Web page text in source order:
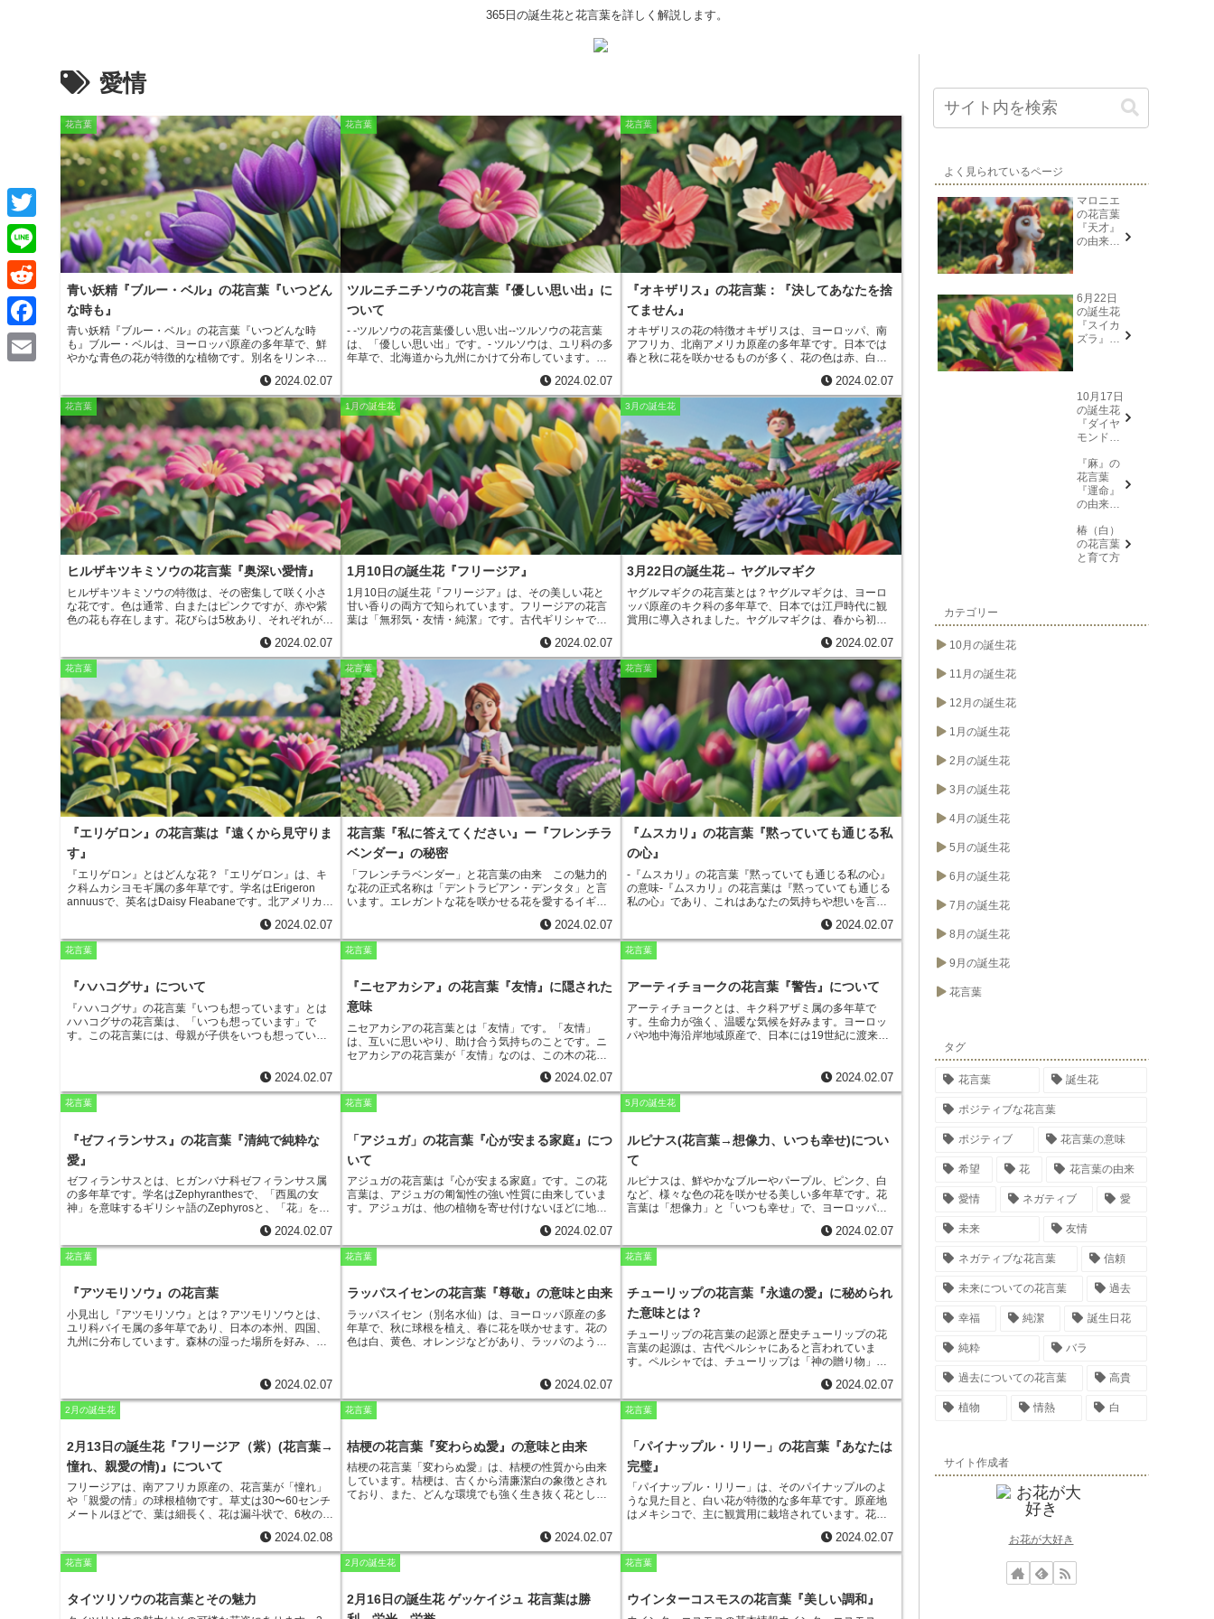
365日の誕生花と花言葉を詳しく解説します。
愛情
花言葉
青い妖精『ブルー・ベル』の花言葉『いつどん
な時も』
青い妖精『ブルー・ベル』の花言葉『いつどんな時
も』 ブルー・ベルは、ヨーロッパ原産の多年草で、鮮
やかな青色の花が特徴的な植物です。別名をリンネソ
ちなんで名付けられました。ブルー・ベルは、その可
憐な姿から、ヨーロッパでは古くから親しまれてお
り、花言葉は「いつどんな時も」です。この花言葉
は、ブルー・ベルの強い生命力と、いつまでも変わら
ぬ美しさに由来しています。また、ブルー・ベルは、
妖精の住む花としても知られており、その可憐な姿
は、妖精の気品を思わせます。ブルー・ベルの花につ
いて ブルー・ベルの花は、小さな鐘のような形をして
いて、鮮やかな青色が特徴です。花期は4月から6月頃
で、群生して咲きます。ブルー・ベルは、日当たりの
良い場所を好み、水はけの良い土壌でよく育ちます。
比較的育てやすい植物ですが、湿気を嫌うので、水や
りは控えめにし、乾燥気味に管理することがポイント
です。ブルー・ベルの花は、その可憐な姿から、ガー
デニングにも人気があります。
2024.02.07
花言葉
ツルニチニチソウの花言葉『優しい思い出』に
ついて
- -ツルソウの花言葉優しい思い出--ツルソウの花言葉
は、「優しい思い出」です。- ツルソウは、ユリ科の多
年草で、北海道から九州にかけて分布しています。山
色は白や淡いピンクで、鐘形の花を下向きに咲かせま
す。ツルソウは、古くから日本人に親しまれてきた花
です。万葉集にも、ツルソウを詠んだ歌が収められて
います。また、ツルソウは、七夕の七草の一つとされ
ており、短冊に願い事を書いてツルソウに飾ると、願
い事が叶うと言われています。ツルソウの花言葉であ
る「優しい思い出」の由来は、ツルソウの花が可憐で
清楚であることから、古くから人々に愛されてきたこ
とにあります。また、ツルソウの花は、夏の間中咲き
続けるため、長い間人々の目を楽しませてくれます。
そのため、ツルソウの花言葉は、「優しい思い出」と
なったのです。ツルソウは、花言葉だけでなく、その
姿も可憐で美しい花です。ツルソウは、花壇や鉢植え
でも栽培することができます。ツルソウを育てる際に
は、日当たりの良い場所と水はけの良い土壌を選ぶこ
とが大切です。また、ツルソウは、病害虫に強い花な
ので、特別な手入れをせずに育てることができます。
ツルソウの花言葉は、「優しい思い出」です。可憐で
清楚なツルソウの花は、人々に優しい思い出を呼び起
こしてくれます。ツルソウは、花壇や鉢植えでも栽培
することができるので、ご自宅でツルソウを育てて、
その美しい花を鑑賞してみてはいかがでしょうか。
2024.02.07
花言葉
『オキザリス』の花言葉：『決してあなたを捨
てません』
オキザリスの花の特徴オキザリスは、ヨーロッパ、南
アフリカ、北南アメリカ原産の多年草です。日本では
春と秋に花を咲かせるものが多く、花の色は赤、白、
が多く、その花の特徴も様々です。オキザリスの花
は、葉の根元から長い花茎を伸ばして咲きます。花の
形は、5枚の花びらを十字に広げたような形をしていま
す。花の色は、赤、白、黄、ピンクなど、様々なもの
があります。オキザリスの花は、1日中開きっぱなしで
はなく、朝方に開いて夕方には閉じる性質がありま
す。また、オキザリスの花は、日当たりの良い場所を
好み、乾燥気味に育てるのが適しています。オキザリ
スは、花だけでなく、葉も観賞価値が高く、クローバ
ーのような形の葉をつける種類もあります。オキザリ
スは、鉢植えやプランターで育てることができ、初心
者にも育てやすい植物です。
2024.02.07
花言葉
ヒルザキツキミソウの花言葉『奥深い愛情』
ヒルザキツキミソウの特徴は、その密集して咲く小さ
な花です。色は通常、白またはピンクですが、赤や紫
色の花も存在します。花びらは5枚あり、それぞれが細
ヒルザキツキミソ
ウは、春から初夏にかけて咲きます。花は芳香があ
り、甘い香りを放ちます。花はまた、多くの種類の昆
虫を惹きつけます。
ヒルザキツキミソウ
は、乾燥した
土壌を好みます。強い日差しを必要としますが、部分
的な日陰でも育つことができます。この植物は、花壇
や鉢植えで育てることができます。
2024.02.07
1月の誕生花
1月10日の誕生花『フリージア』
1月10日の誕生花『フリージア』は、その美しい花と
甘い香りの両方で知られています。フリージアの花言
葉は「無邪気・友情・純潔 」です。古代ギリシャでは
を祈ったとされ
ています。また、フリージアの花言葉には「あどけな
い」「純真」「ひたむきさ」などの意味もあります。
これらの花言葉は、フリージアの可憐な姿と、まっす
ぐに上を向いて咲く花姿が由来していると考えられて
います。フリージアの花は、贈り物としても人気があ
り、友人や家族への誕生日プレゼントや、母の日やバ
レンタインデーのギフト としてよく選ばれています。
フリージアは、南アフリカ原産の多年草です。野生種
は約10種類あり、南アフリカのケープ地方に分布して
います。フリージアは球根植物で、球根は卵形で褐色
をしています。葉は細長く、根元から数枚ずつ出てき
ます。花は春から初夏にかけて咲き、花色は白、黄、
ピンク、紫、赤などがあります。花の形は漏斗状で、
花弁は6枚です。フリージアの花は、甘い香りを放ち、
花壇や切り花として人気があります。
2024.02.07
3月の誕生花
3月22日の誕生花→ ヤグルマギク
ヤグルマギクの花言葉とは？ ヤグルマギクは、ヨーロ
ッパ原産のキク科の多年草で、日本では江戸時代に観
賞用に導入されました。ヤグルマギクは、春から初夏
「繊細」「優雅」「誠実」です。ヤグルマギクは、繊
細な花びらと優雅な姿が魅力的な花で、誠実な人柄を
象徴しています。ヤグルマギクの花言葉は、贈り物に
添えたり、花束にしたりするのに最適です。
2024.02.07
花言葉
『エリゲロン』の花言葉は『遠くから見守りま
す』
『エリゲロン』とはどんな花？
『エリゲロン』は、キ
ク科ムカシヨモギ属の多年草です。学名はErigeron
annuusで、英名はDaisy Fleabaneです。北アメリカ原
す。草丈は10～50cmくらいで、茎は直立して分枝しま
す。葉は細長く、縁に鋸歯があります。花期は5～8月
で、頭状花序を咲かせます。花色は白、青、ピンク、
です。
2024.02.07
花言葉
花言葉『私に答えてください』ー『フレンチラ
ベンダー』の秘密
「フレンチラベンダー」と花言葉の由来 この魅力的
な花の正式名称は「デントラビアン・デンタタ」と言
います。エレガントな花を咲かせる花を愛するイギリ
そのため、「フレンチラベンダー」は別名として「エ
レガント・デントラビアン」と呼ばれています。「フ
レンチラベンダー」は、地中海沿岸地域原産のシソ科
つまり「愛のハーブ」と呼ばれているそうです。紫色
と白の斑が入った花弁が特徴的で、淡い紫色の花を咲
かせます。その花言葉は「私に答えてください」で
す。 「私に答えてください」という花言葉は、この
花がヨーロッパで愛の告白に使われていたことに由来
しています。恋人がこの花を贈ると、「私の愛を受け
入れてください」というメッセージが込められていま
す。また、この花は幸せと繁栄の象徴ともされてお
り、結婚式や誕生日のお祝いにも使われています。
2024.02.07
花言葉
『ムスカリ』の花言葉『黙っていても通じる私
の心』
-『ムスカリ』の花言葉『黙っていても通じる私の心』
の意味- 『ムスカリ』の花言葉は『黙っていても通じる
私の心』であり、これはあなたの気持ちや想いを言葉
す。言葉にするのが難しいときや、気持ちをうまく伝
えられないときでも、この花を贈ることで、あなたの
気持ちを伝えることができます。
可憐な姿と、言葉にしなくても想いを伝えることがで
きるという花言葉から、プレゼントにも人気がありま
す。また、鉢植えにしても育てやすく、初心者にもお
すすめです。
2024.02.07
花言葉
『ハハコグサ』について
『ハハコグサ』の花言葉『いつも想っています』とは
ハハコグサの花言葉は、「いつも想っています」で
す。この花言葉には、母親が子供をいつも想っている
ます。また、ハハコグサは、別名「コハコグサ」とも
呼ばれ、古くから日本の野山に自生しています。この
花は、俳句や短歌にも詠まれ、日本人に親しまれてき
た花です。ハハコグサの花言葉「いつも想っていま
を表しています。この花言葉は、母親への感謝や愛を
伝えるのにぴったりな花言葉です。
2024.02.07
花言葉
『ニセアカシア』の花言葉『友情』に隠された
意味
ニセアカシアの花言葉とは 「友情」です。「友情」
は、互いに思いやり、助け合う気持ちのことです。
ニ
セアカシアの花言葉が「友情」なのは、この木の花
助け合っているように見えることに由来しています。
また、ニセアカシアは、乾燥や痩せた土地でも育つ丈
夫な植物です。
とを象徴しています。
2024.02.07
花言葉
アーティチョークの花言葉『警告』について
アーティチョークとは、キク科アザミ属の多年草で
す。生命力が強く、温暖な気候を好みます。ヨーロッ
パや地中海沿岸地域原産で、日本には19世紀に渡来し
食用とします。蕾は、外側が硬い葉で覆われていて、
中は肉厚でほっくりとした食感です。アーティチョー
クは、そのまま茹でて食べたり、サラダや炒め物など
に利用されます。また、アーティチョークの根や葉も
2024.02.07
花言葉
『ゼフィランサス』の花言葉『清純で純粋な
愛』
ゼフィランサスとは、ヒガンバナ科ゼフィランサス属
の多年草です。学名はZephyranthesで、「西風の女
神」を意味するギリシャ語のZephyrosと、「花」を意
は、原産地は中南米ですが、世界中の温暖な地域に分
布しています。日本では、観賞用に栽培されているこ
とが多く、花壇や鉢植えで楽しむことができます。ゼ
輪の花を咲かせます。花の形は、花弁が6枚で放射状に
広がっており、中心部には雄しべと雌しべがありま
す。花の大きさは、種類によって異なりますが、直径2
～5cm程度です。ゼフィランサスの花色は、白、ピン
ク、赤、黄色などがあり、鮮やかな花色が特徴的で
です。ゼフィランサスは、比較的丈夫で育てやすい植
物です。日当たりの良い場所を好み、水はけの良い土
壌を好んで育ちます。
2024.02.07
花言葉
「アジュガ」の花言葉『心が安まる家庭』につ
いて
アジュガの花言葉は『心が安まる家庭』です。この花
言葉は、アジュガの匍匐性の強い性質に由来していま
す。アジュガは、他の植物を寄せ付けないほどに地面
っかりと守り抜く強さと逞しさを連想させます。ま
た、アジュガは、日陰でもよく育ち、花壇の隙間を埋
めるのにも適しています。そのことから、アジュガ
だと考えられています。アジュガは、ヨーロッパ原産
のシソ科の多年草です。日本には、明治時代に観賞用
として導入されました。アジュガは、匍匐性の強い性
質と、花壇の隙間を埋めるのに適していることから、
近年ではグランドカバープランツとして人気が高まっ
2024.02.07
5月の誕生花
ルピナス(花言葉→想像力、いつも幸せ)につい
て
ルピナスは、鮮やかなブルーやパープル、ピンク、白
など、様々な色の花を咲かせる美しい多年草です。花
言葉は「想像力」と「いつも幸せ」で、ヨーロッパで
なんといってもその花姿です。花穂は長く伸び、その
先端に多数の花が咲きます。花の色は様々で、ブルー
やパープル、ピンク、白など、さまざまな品種があり
次々と花を咲かせます。ルピナスは、花壇や切り花と
して楽しむことができます。花壇に植える場合は、日
当たりと水はけの良い場所を選びましょう。切り花と
して楽しむ場合は、蕾のうちに切り取ると長持ちしま
す。ルピナスは、丈夫で育てやすい花です。初心者で
も簡単に育てることができます。花を長く楽しみたい
方は、ぜひルピナスを育ててみてはいかがでしょう
2024.02.07
花言葉
『アツモリソウ』の花言葉
小見出し『アツモリソウ』とは？ アツモリソウとは、
ユリ科バイモ属の多年草であり、日本の本州、四国、
九州に分布しています。森林の湿った場所を好み、高
アツモリソウは、3～4月に花を咲かせます。
花弁は6枚で、細長く反り返っています。雄しべは6本
で、雌しべは1本です。
2024.02.07
花言葉
ラッパスイセンの花言葉『尊敬』の意味と由来
ラッパスイセン（別名水仙）は、ヨーロッパ原産の多
年草で、秋に球根を植え、春に花を咲かせます。花の
色は白、黄色、オレンジなどがあり、ラッパのような
少年ナルキッソスに由来しています。ナルキッソス
が、彼は誰にも心を許さず、女性たちを傷つけていき
ました。ある日、ナルキッソスは森を歩いていると、
のほとりに座り、自分の姿を眺めてはため息をつき、
やがては衰弱して死んでしまいました。ナルキッソス
の死後、泉のほとりには白い花が咲き乱れました。こ
の花がラッパスイセンで、ナルキッソスの自惚れと悲
劇を戒めるために、「尊敬」という花言葉をつけられ
とき、また、自分の気持ちを伝えるときなどに贈られ
2024.02.07
花言葉
チューリップの花言葉『永遠の愛』に秘められ
た意味とは？
チューリップの花言葉の起源と歴史チューリップの花
言葉の起源は、古代ペルシャにあると言われていま
す。ペルシャでは、チューリップは「神の贈り物」と
愛と美しさの象徴とされ、恋人同士が贈り合う花とし
ても人気があったと伝えられています。その後、チュ
ーリップはヨーロッパに持ち込まれ、オランダで盛ん
ーリップは「永遠の愛」の花言葉を持つようになりま
した。この花言葉は、チューリップが毎年春になる
と、必ず花を咲かせるということに由来しています。
チューリップは、春を告げる花として、人々に希望と
幸せを与えてくれる花です。
2024.02.07
2月の誕生花
2月13日の誕生花『フリージア（紫）(花言葉→
憧れ、親愛の情)』について
フリージアは、南アフリカ原産の、花言葉が「憧れ」
や「親愛の情」の球根植物です。 草丈は30〜60センチ
メートルほどで、葉は細長く、花は漏斗状で、6枚の花
紫など、さまざまな色があり、香りが強いのも特徴で
す。フリージアは、寒さに強く、育てやすい花です。
球根を秋に植え付けると、翌年の春に開花します。日
す。水は、土が乾いたらたっぷり与えましょう。
2024.02.08
花言葉
桔梗の花言葉『変わらぬ愛』の意味と由来
桔梗の花言葉「変わらぬ愛」は、桔梗の性質から由来
しています。桔梗は、古くから清廉潔白の象徴とされ
ており、また、どんな環境でも強く生き抜く花として
れても種が残り、翌年また花を咲かせます。このよう
な桔梗の性質から、桔梗の花言葉は「変わらぬ愛」と
なりました。桔梗の花は、愛する人への変わらぬ愛を
表現するのに適した花です。
への想いを忘れないという意味もあります。桔梗の花
は、離れていても、愛する人を思い続ける気持ちを表
2024.02.07
花言葉
「パイナップル・リリー」の花言葉『あなたは
完璧』
「パイナップル・リリー」は、そのパイナップルのよ
うな見た目と、白い花が特徴的な多年草です。原産地
はメキシコで、主に観賞用に栽培されています。花言
ル・リリー」の花が6つの花弁を持っていることからき
ています。6という数字は、古来より「完璧」を表す数
字とされ、多くの文化で神聖視されています。「パイ
から、「あなたは完璧」という花言葉がつけられたの
です。「パイナップル・リリー」は、花が長持ちする
2024.02.07
花言葉
タイツリソウの花言葉とその魅力
2月の誕生花
2月16日の誕生花 ゲッケイジュ 花言葉は勝
花言葉
ウインターコスモスの花言葉『美しい調和』
よく見られているページ
マロニエ
の花言葉
『天才』
の由来と
6月22日
の誕生花
『スイカ
ズラ』花
10月17日
の誕生花
『ダイヤ
モンドリ
葉→また
会う日を
楽しみ
に、忍
り娘)』に
ついて
『麻』の
花言葉
『運命』
の由来と
椿（白）
の花言葉
と育て方
カテゴリー
10月の誕生花
11月の誕生花
12月の誕生花
1月の誕生花
2月の誕生花
3月の誕生花
4月の誕生花
5月の誕生花
6月の誕生花
7月の誕生花
8月の誕生花
9月の誕生花
花言葉
タグ
花言葉 誕生花
ポジティブな花言葉
ポジティブ 花言葉の意味
希望 花 花言葉の由来
愛情 ネガティブ 愛
未来 友情
ネガティブな花言葉 信頼
未来についての花言葉 過去
幸福 純潔 誕生日花
純粋 バラ
過去についての花言葉 高貴
植物 情熱 白
サイト作成者
お花が大好き
T
w
i
t
L
i
n
e
R
e
d
F